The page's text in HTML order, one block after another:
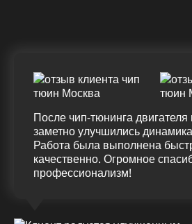
После чип-тюнинга двигателя
заметно улучшились
Работа была выполнена
качественно. Огромное
профессионализм!